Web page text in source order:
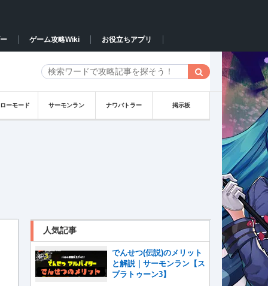
ゲーム攻略Wiki お役立ちアプリ
ーモード サーモンラン ナワバトラー 掲示板
人気記事
でんせつ(伝説)のメリット
と解説｜サーモンラン【ス
プラトゥーン3】